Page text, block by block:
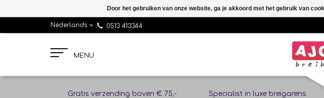
Nederlands 0513 413344
MENU
Gratis verzending boven € 75,- Specialist in luxe breigarens
Door het gebruiken van onze website, ga je akkoord met het gebruik van